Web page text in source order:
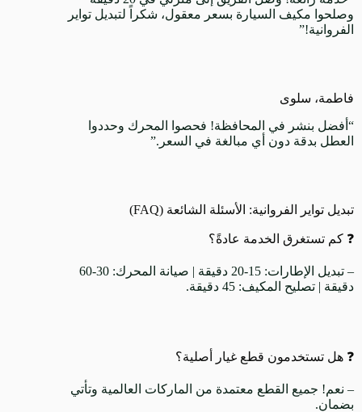
وصلحوا مكيف السيارة بسعر معقول، شكراً لتبديل تواير
الفروانية!”
فاطمة، سلوى
“أفضل بنشر في المحافظة! فحصوا المحرك وحددوا
العطل بدقة دون أي مبالغة في السعر.”
تبديل تواير الفروانية: الأسئلة الشائعة (FAQ)
❓ كم تستغرق الخدمة عادةً؟
– تبديل الإطارات: 15-20 دقيقة | صيانة المحرك: 30-60
دقيقة | تصليح المكيف: 45 دقيقة.
❓ هل تستخدمون قطع غيار أصلية؟
– نعم! جميع القطع معتمدة من الماركات العالمية وتأتي
بضمان.